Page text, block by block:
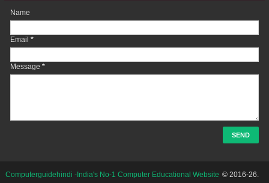
Name
Email *
Message *
Computerguidehindi -India's No-1 Computer Educational Website © 2016-26.